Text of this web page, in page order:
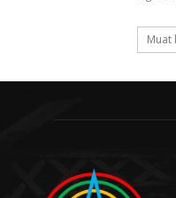
Muat